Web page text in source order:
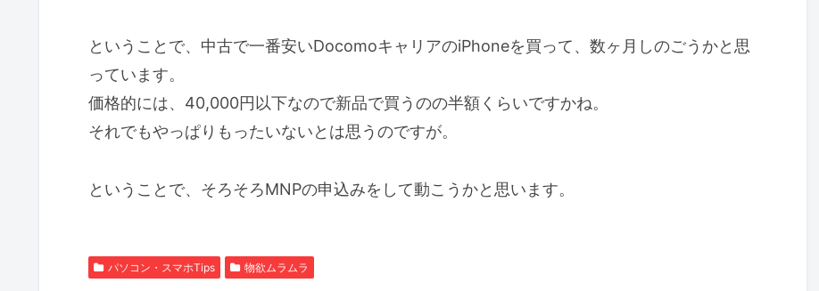
ということで、中古で一番安いDocomoキャリアのiPhoneを買って、数ヶ月しのごうかと思
っています。
価格的には、40,000円以下なので新品で買うのの半額くらいですかね。
それでもやっぱりもったいないとは思うのですが。
ということで、そろそろMNPの申込みをして動こうかと思います。
パソコン・スマホTips 物欲ムラムラ